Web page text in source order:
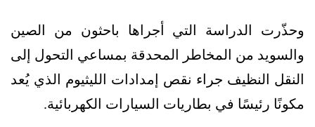
وحذّرت الدراسة التي أجراها باحثون من الصين
والسويد من المخاطر المحدقة بمساعي التحول إلى
النقل النظيف جراء نقص إمدادات الليثيوم الذي يُعد
مكونًا رئيسًا في بطاريات السيارات الكهربائية.